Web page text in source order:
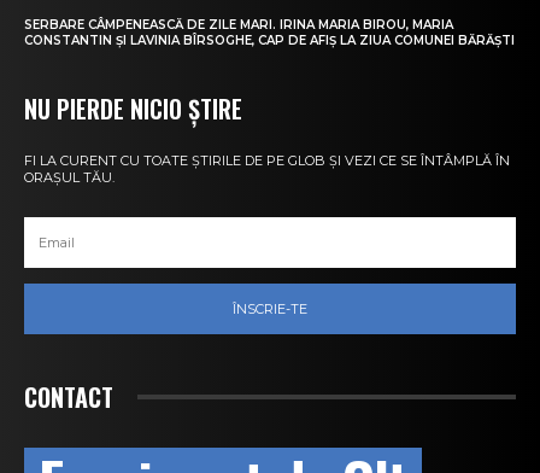
SERBARE CÂMPENEASCĂ DE ZILE MARI. IRINA MARIA BIROU, MARIA
CONSTANTIN ȘI LAVINIA BÎRSOGHE, CAP DE AFIȘ LA ZIUA COMUNEI BĂRĂȘTI
NU PIERDE NICIO ȘTIRE
FI LA CURENT CU TOATE ȘTIRILE DE PE GLOB ȘI VEZI CE SE ÎNTÂMPLĂ ÎN
ORAȘUL TĂU.
ÎNSCRIE-TE
CONTACT